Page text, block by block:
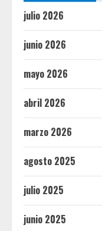
julio 2026
junio 2026
mayo 2026
abril 2026
marzo 2026
agosto 2025
julio 2025
junio 2025